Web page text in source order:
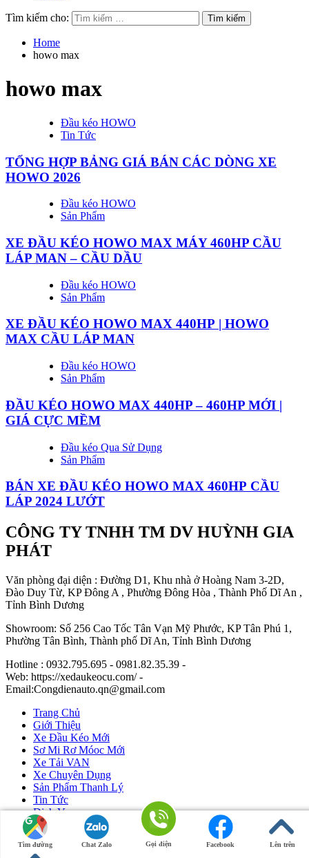
Tìm kiếm cho:
Home
howo max
howo max
Đầu kéo HOWO
Tin Tức
TỔNG HỢP BẢNG GIÁ BÁN CÁC DÒNG XE
HOWO 2026
Đầu kéo HOWO
Sản Phẩm
XE ĐẦU KÉO HOWO MAX MÁY 460HP CẦU
LÁP MAN – CẦU DẦU
Đầu kéo HOWO
Sản Phẩm
XE ĐẦU KÉO HOWO MAX 440HP | HOWO
MAX CẦU LÁP MAN
Đầu kéo HOWO
Sản Phẩm
ĐẦU KÉO HOWO MAX 440HP – 460HP MỚI |
GIÁ CỰC MỀM
Đầu kéo Qua Sử Dụng
Sản Phẩm
BÁN XE ĐẦU KÉO HOWO MAX 460HP CẦU
LÁP 2024 LƯỚT
CÔNG TY TNHH TM DV HUỲNH GIA
PHÁT
Văn phòng đại diện : Đường D1, Khu nhà ở Hoàng Nam 3-2D,
Đào Duy Từ, KP Đông A , Phường Đông Hòa , Thành Phố Dĩ An ,
Tỉnh Bình Dương
Showroom: Số 256 Cao Tốc Tân Vạn Mỹ Phước, KP Tân Phú 1,
Phường Tân Bình, Thành phố Dĩ An, Tỉnh Bình Dương
Hotline : 0932.795.695 - 0981.82.35.39 -
Web: https://xedaukeocu.com/ -
Email:Congdienauto.qn@gmail.com
Tìm đường Chat Zalo Gọi điện Facebook Lên trên
Trang Chủ
Giới Thiệu
Xe Đầu Kéo Mới
Sơ Mi Rơ Móoc Mới
Xe Tải VAN
Xe Chuyên Dụng
Sản Phẩm Thanh Lý
Tin Tức
Dịch Vụ
Liên Hệ
Ô Tô Huỳnh Gia Phát|Xe Đầu Kéo Mỹ by Huỳnh Gia Phát.